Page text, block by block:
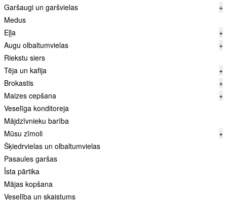
Garšaugi un garšvielas
+
Medus
Eļļa
+
Augu olbaltumvielas
+
Riekstu siers
Tēja un kafija
+
Brokastis
+
Maizes cepšana
+
Veselīga konditoreja
Mājdzīvnieku barība
Mūsu zīmoli
+
Šķiedrvielas un olbaltumvielas
Pasaules garšas
Īsta pārtika
Mājas kopšana
Veselība un skaistums